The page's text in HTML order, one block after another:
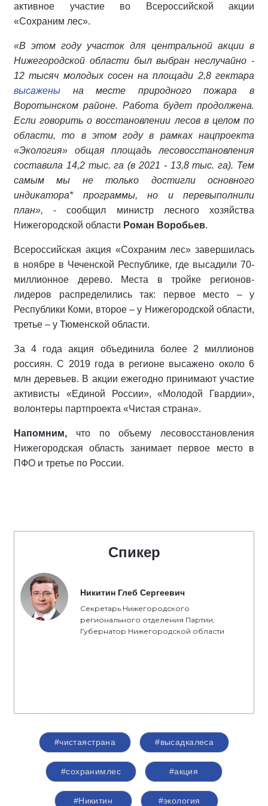
активное участие во Всероссийской акции
«Сохраним лес».
«В этом году участок для центральной акции в
Нижегородской области был выбран неслучайно -
12 тысяч молодых сосен на площади 2,8 гектара
высажены на месте природного пожара в
Воротынском районе. Работа будет продолжена.
Если говорить о восстановлении лесов в целом по
области, то в этом году в рамках нацпроекта
«Экология» общая площадь лесовосстановления
составила 14,2 тыс. га (в 2021 - 13,8 тыс. га). Тем
самым мы не только достигли основного
индикатора* программы, но и перевыполнили
план», - сообщил министр лесного хозяйства
Нижегородской области Роман Воробьев.
Всероссийская акция «Сохраним лес» завершилась
в ноябре в Чеченской Республике, где высадили 70-
миллионное дерево. Места в тройке регионов-
лидеров распределились так: первое место – у
Республики Коми, второе – у Нижегородской области,
третье – у Тюменской области.
За 4 года акция объединила более 2 миллионов
россиян. С 2019 года в регионе высажено около 6
млн деревьев. В акции ежегодно принимают участие
активисты «Единой России», «Молодой Гвардии»,
волонтеры партпроекта «Чистая страна».
Напомним, что по объему лесовосстановления
Нижегородская область занимает первое место в
ПФО и третье по России.
Спикер
Никитин Глеб Сергеевич
Секретарь Нижегородского
регионального отделения Партии,
Губернатор Нижегородской области
#чистаястрана #высадкалеса
#сохранимлес #акция
#Никитин #экология